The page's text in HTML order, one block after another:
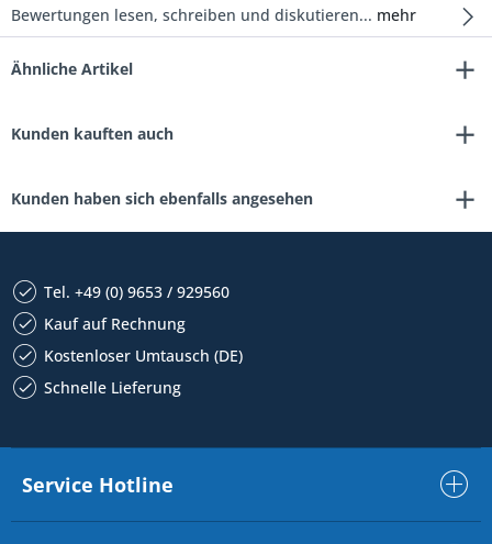
Bewertungen lesen, schreiben und diskutieren... mehr
Ähnliche Artikel
Kunden kauften auch
Kunden haben sich ebenfalls angesehen
Tel. +49 (0) 9653 / 929560
Kauf auf Rechnung
Kostenloser Umtausch (DE)
Schnelle Lieferung
Service Hotline